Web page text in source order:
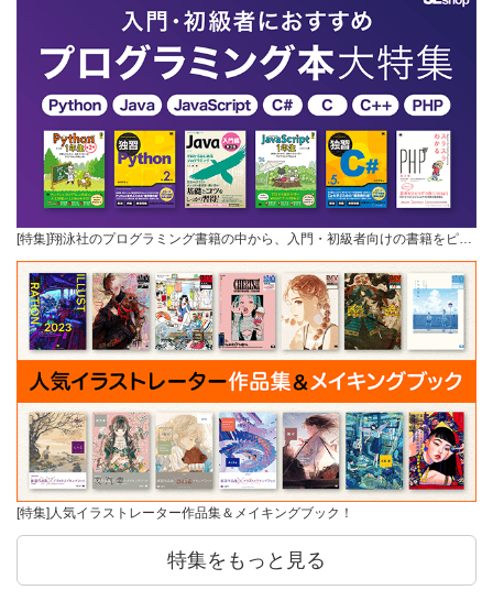
[特集]翔泳社のプログラミング書籍の中から、入門・初級者向けの書籍をピ…
[特集]人気イラストレーター作品集＆メイキングブック！
特集をもっと見る